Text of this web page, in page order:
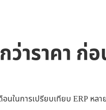
าราคา ก่
นในการเปรียบเทียบ ERP หลา